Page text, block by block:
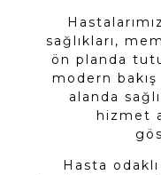
sağlıkları,
ön planda
modern
alanda
hizmet
Hasta